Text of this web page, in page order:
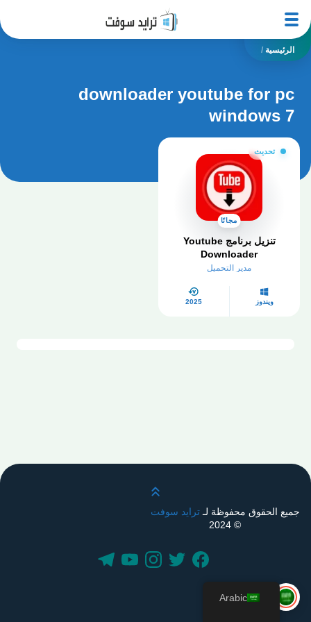
الرئيسية /
downloader youtube for pc
windows 7
تحديث
مجانًا
تنزيل برنامج Youtube
Downloader
مدير التحميل
ويندوز 2025
قم بالتمرير لأعلى
جميع الحقوق محفوظة لـترايد سوفت
© 2024
Arabic